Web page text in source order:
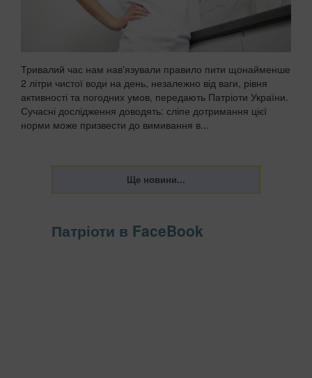
Тривалий час нам нав'язували правило пити щонайменше
2 літри чистої води на день, незалежно від ваги, рівня
активності та погодних умов, передають Патріоти України.
Сучасні дослідження доводять: сліпе дотримання цієї
норми може призвести до вимивання в...
Патріоти в FaceBook